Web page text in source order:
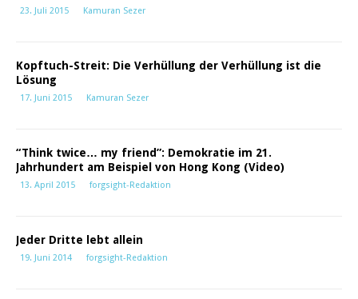
23. Juli 2015 Kamuran Sezer
Kopftuch-Streit: Die Verhüllung der Verhüllung ist die
Lösung
17. Juni 2015 Kamuran Sezer
“Think twice… my friend”: Demokratie im 21.
Jahrhundert am Beispiel von Hong Kong (Video)
13. April 2015 forgsight-Redaktion
Jeder Dritte lebt allein
19. Juni 2014 forgsight-Redaktion